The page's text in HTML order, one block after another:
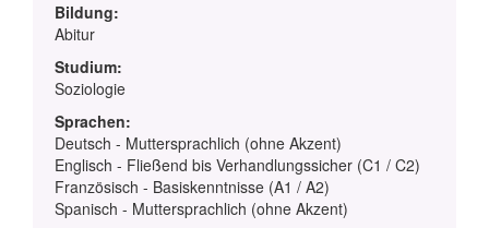
Bildung:
Abitur
Studium:
Soziologie
Sprachen:
Deutsch - Muttersprachlich (ohne Akzent)
Englisch - Fließend bis Verhandlungssicher (C1 / C2)
Französisch - Basiskenntnisse (A1 / A2)
Spanisch - Muttersprachlich (ohne Akzent)